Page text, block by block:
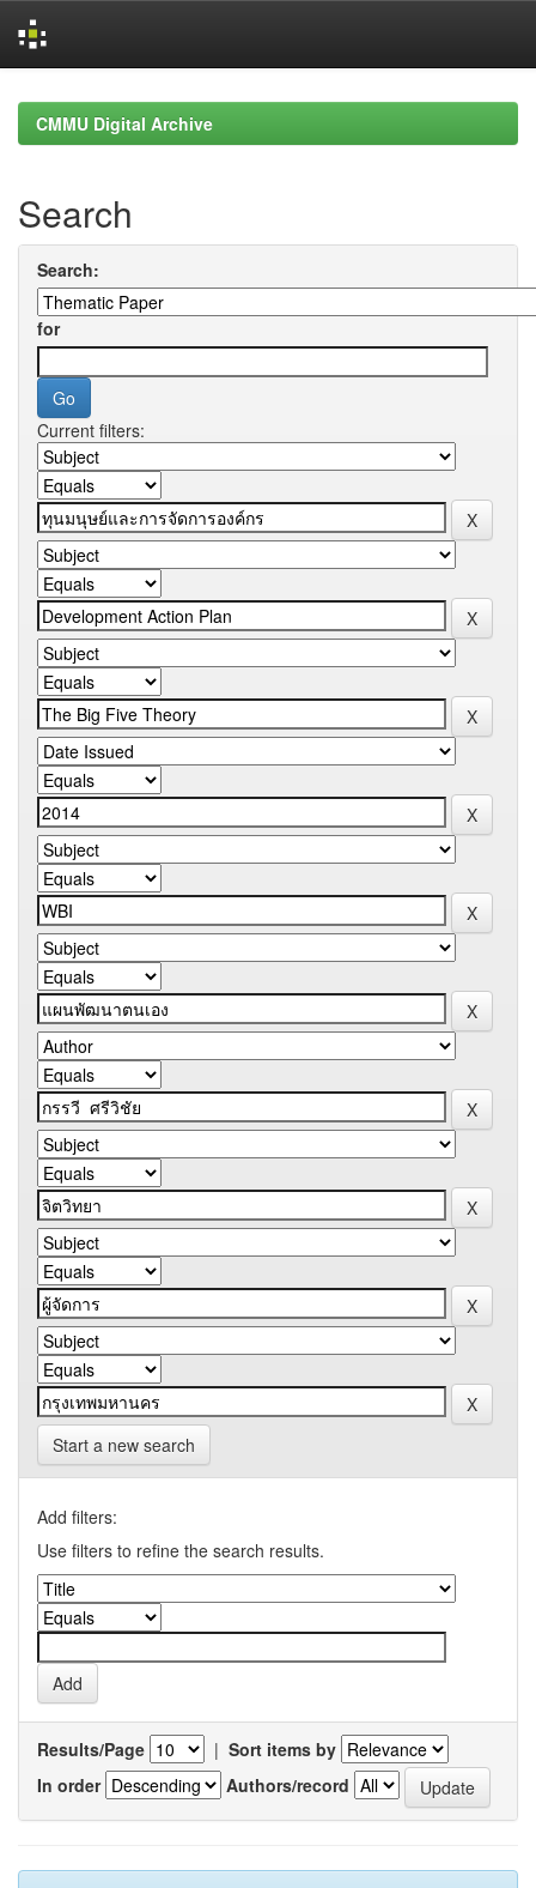
navigationCMMU Digital Archive
Search
Search:
for
Current filters:
Start a new search
Add filters:
Use filters to refine the search results.
Results/Page | Sort items by
In order
Authors/record